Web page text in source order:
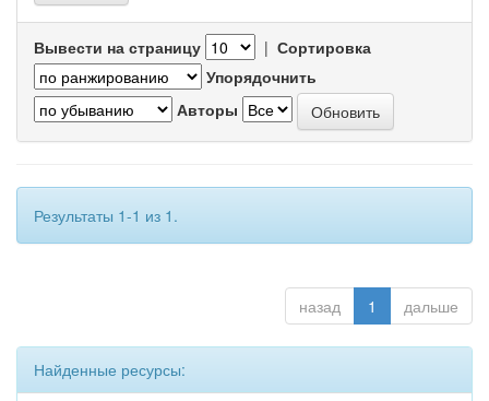
Вывести на страницу | Сортировка
Упорядочнить
Авторы
Результаты 1-1 из 1.
назад 1 дальше
Найденные ресурсы: